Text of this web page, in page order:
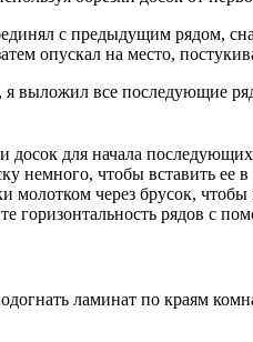
с предыдущим рядом,
опускал на место,
выложил все последующие
досок для начала
немного, чтобы вставить ее
молотком через брусок,
горизонтальность рядов с
ламинат по краям